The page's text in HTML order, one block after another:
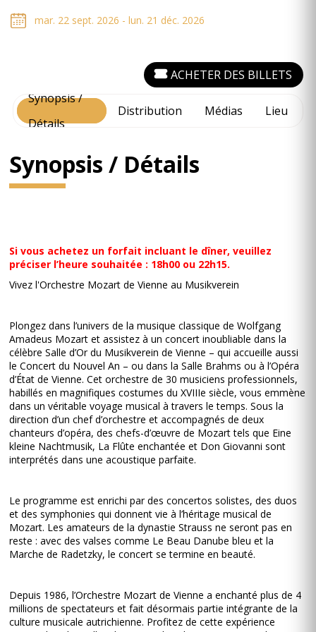
mar. 22 sept. 2026 - lun. 21 déc. 2026
Synopsis /
Détails
Distribution Médias Lieu
ACHETER DES BILLETS
Synopsis / Détails
Si vous achetez un forfait incluant le dîner, veuillez
préciser l’heure souhaitée : 18h00 ou 22h15.
Vivez l'Orchestre Mozart de Vienne au Musikverein
Plongez dans l’univers de la musique classique de Wolfgang
Amadeus Mozart et assistez à un concert inoubliable dans la
célèbre Salle d’Or du Musikverein de Vienne – qui accueille aussi
le Concert du Nouvel An – ou dans la Salle Brahms ou à l’Opéra
d’État de Vienne. Cet orchestre de 30 musiciens professionnels,
habillés en magnifiques costumes du XVIIIe siècle, vous emmène
dans un véritable voyage musical à travers le temps. Sous la
direction d’un chef d’orchestre et accompagnés de deux
chanteurs d’opéra, des chefs-d’œuvre de Mozart tels que Eine
kleine Nachtmusik, La Flûte enchantée et Don Giovanni sont
interprétés dans une acoustique parfaite.
Le programme est enrichi par des concertos solistes, des duos
et des symphonies qui donnent vie à l’héritage musical de
Mozart. Les amateurs de la dynastie Strauss ne seront pas en
reste : avec des valses comme Le Beau Danube bleu et la
Marche de Radetzky, le concert se termine en beauté.
Depuis 1986, l’Orchestre Mozart de Vienne a enchanté plus de 4
millions de spectateurs et fait désormais partie intégrante de la
culture musicale autrichienne. Profitez de cette expérience